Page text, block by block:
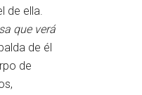
de ella.
que verá
de él
de